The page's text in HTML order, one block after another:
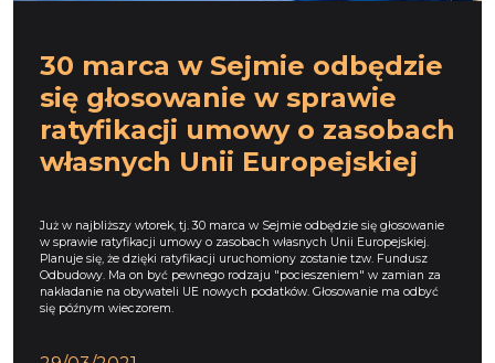
30 marca w Sejmie odbędzie
się głosowanie w sprawie
ratyfikacji umowy o zasobach
własnych Unii Europejskiej
Już w najbliższy wtorek, tj. 30 marca w Sejmie odbędzie się głosowanie
w sprawie ratyfikacji umowy o zasobach własnych Unii Europejskiej.
Planuje się, że dzięki ratyfikacji uruchomiony zostanie tzw. Fundusz
Odbudowy. Ma on być pewnego rodzaju "pocieszeniem" w zamian za
nakładanie na obywateli UE nowych podatków. Głosowanie ma odbyć
się późnym wieczorem.